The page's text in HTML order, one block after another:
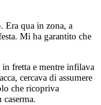
Era qua in zona, a
Mi ha garantito che
fretta e mentre infilava
cercava di assumere
che ricopriva